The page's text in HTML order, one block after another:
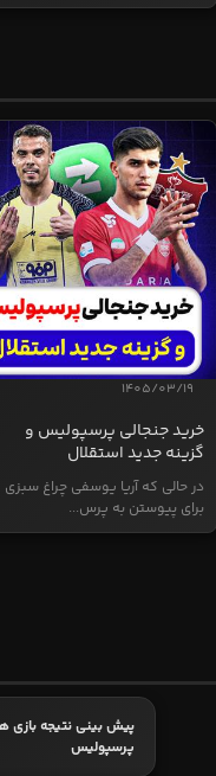
1405/03/19
خرید جنجالی پرسپولیس و
گزینه جدید استقلال
در حالی که آریا یوسفی چراغ سبزی
برای پیوستن به پرس...
پیش بینی نتیجه بازی
پرسپولیس